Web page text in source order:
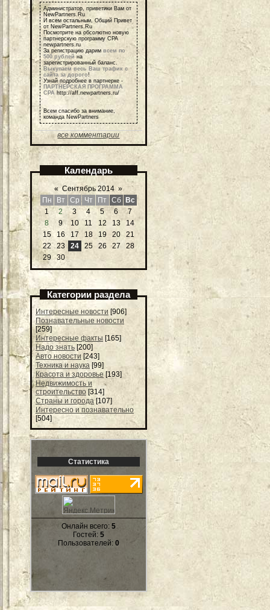
Администратор, приветики Вам от
NewPartners.Ru
И всем остальным, Общий Привет
от NewPartners.Ru
Посмотрите на обсолютно новую
партнерскую программу СРА
newpartners.ru
За регистрацию дарим всем по
500 рублейна
зарегистрированный баланс.
Выкупаем весь Ваш трафик с
сайта за дорого!
Узнай подробнее в партнерке -
ПАРТНЕРСКАЯ ПРОГРАММА
СРА http://aff.newpartners.ru/
Всем спасибо за внимание,
команда NewPartners
все комментарии
Календарь
« Сентябрь 2014 »
Пн
Вт Ср Чт Пт Сб
Вс
1
2 3 4 5 6
7
8
9 10 11 12 13
14
15
16 17 18 19 20
21
22
23 24 25 26 27
28
29
30
Категории раздела
Интересные новости [906]
Познавательные новости
[259]
Интересные факты [165]
Надо знать [200]
Авто новости [243]
Техника и наука [99]
Красота и здоровье [193]
Недвижимость и
строительство [314]
Страны и города [107]
Интересно и познавательно
[504]
Статистика
Онлайн всего: 5
Гостей: 5
Пользователей: 0